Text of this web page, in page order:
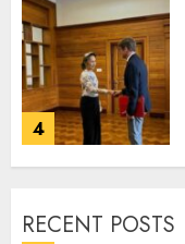
4
RECENT POSTS